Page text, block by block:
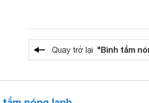
Quay trở lại "Bình tắm